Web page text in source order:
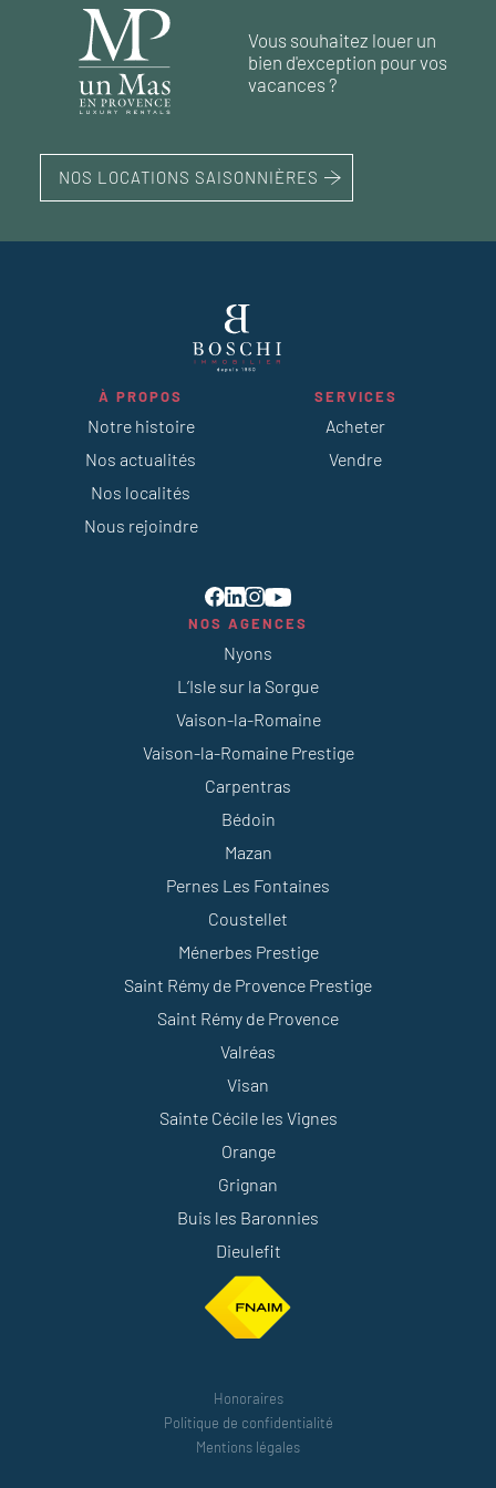
165 m²
60 m²
77 m²
136 m² chambres
Vous souhaitez louer un
bien d'exception pour vos
vacances ?
NOS LOCATIONS SAISONNIÈRES
À PROPOS
Notre histoire
Nos actualités
Nos localités
Nous rejoindre
SERVICES
Acheter
Vendre
NOS AGENCES
Nyons
L’Isle sur la Sorgue
Vaison-la-Romaine
Vaison-la-Romaine Prestige
Carpentras
Bédoin
Mazan
Pernes Les Fontaines
Coustellet
Ménerbes Prestige
Saint Rémy de Provence Prestige
Saint Rémy de Provence
Valréas
Visan
Sainte Cécile les Vignes
Orange
Grignan
Buis les Baronnies
Dieulefit
Honoraires
Politique de confidentialité
Mentions légales